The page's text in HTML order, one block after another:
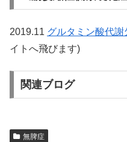
2019.11 グルタミン酸代
イトへ飛びます)
関連ブログ
無脾症